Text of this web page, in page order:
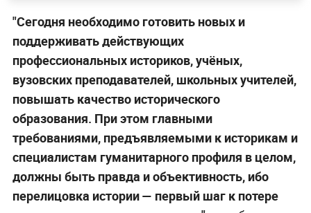
"Сегодня необходимо готовить новых и
поддерживать действующих
профессиональных историков, учёных,
вузовских преподавателей, школьных учителей,
повышать качество исторического
образования. При этом главными
требованиями, предъявляемыми к историкам и
специалистам гуманитарного профиля в целом,
должны быть правда и объективность, ибо
перелицовка истории — первый шаг к потере